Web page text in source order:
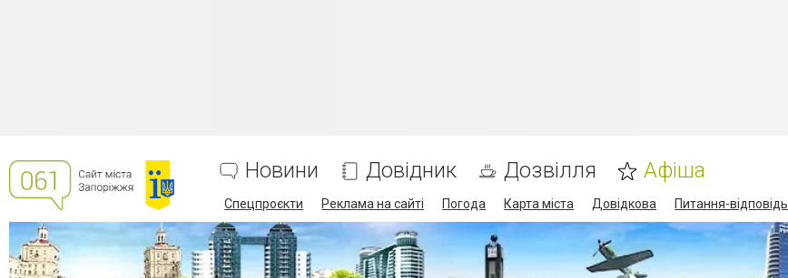
Новини Довідник Дозвілля Афіша
Спецпроєкти Реклама на сайті Погода Карта міста Довідкова Питання-відповідь